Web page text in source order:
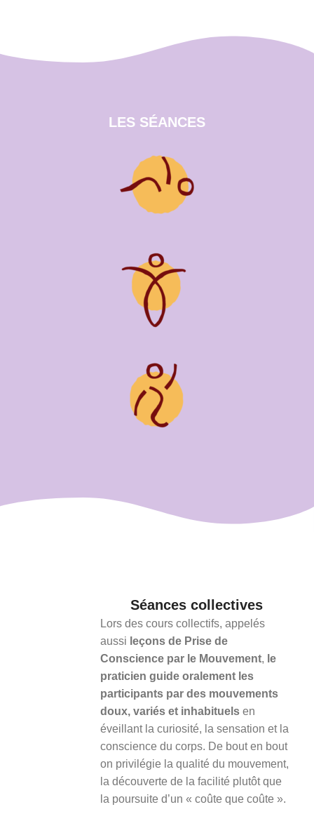
LES SÉANCES
Séances collectives
Lors des cours collectifs, appelés
aussi leçons de Prise de
Conscience par le Mouvement, le
praticien guide oralement les
participants par des mouvements
doux, variés et inhabituelsen
éveillant la curiosité, la sensation et la
conscience du corps. De bout en bout
on privilégie la qualité du mouvement,
la découverte de la facilité plutôt que
la poursuite d’un « coûte que coûte ».